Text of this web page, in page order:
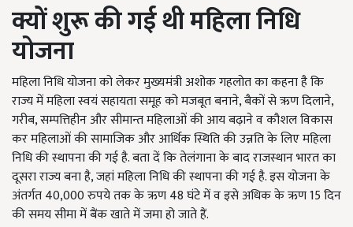
क्यों शुरू की गई थी महिला निधि
योजना
महिला निधि योजना को लेकर मुख्यमंत्री अशोक गहलोत का कहना है कि
राज्य में महिला स्वयं सहायता समूह को मजबूत बनाने, बैकों से ऋण दिलाने,
गरीब, सम्पत्तिहीन और सीमान्त महिलाओं की आय बढ़ाने व कौशल विकास
कर महिलाओं की सामाजिक और आर्थिक स्थिति की उन्नति के लिए महिला
निधि की स्थापना की गई है. बता दें कि तेलंगाना के बाद राजस्थान भारत का
दूसरा राज्य बना है, जहां महिला निधि की स्थापना की गई है. इस योजना के
अंतर्गत 40,000 रुपये तक के ऋण 48 घंटे में व इसे अधिक के ऋण 15 दिन
की समय सीमा में बैंक खाते में जमा हो जाते हैं.